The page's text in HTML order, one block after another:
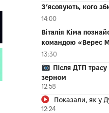
З’ясовують, кого
14:00
Віталія Кіма
командою «Верес
13:30
Після ДТП
зерном
12:58
Показали, як у
12:24